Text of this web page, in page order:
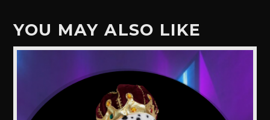
YOU MAY ALSO LIKE